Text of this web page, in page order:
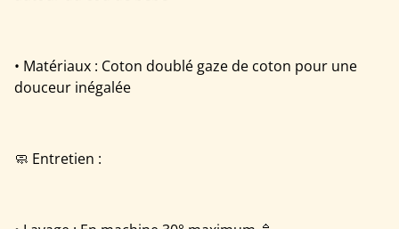
• Matériaux : Coton doublé gaze de coton pour une
douceur inégalée
🧼 Entretien :